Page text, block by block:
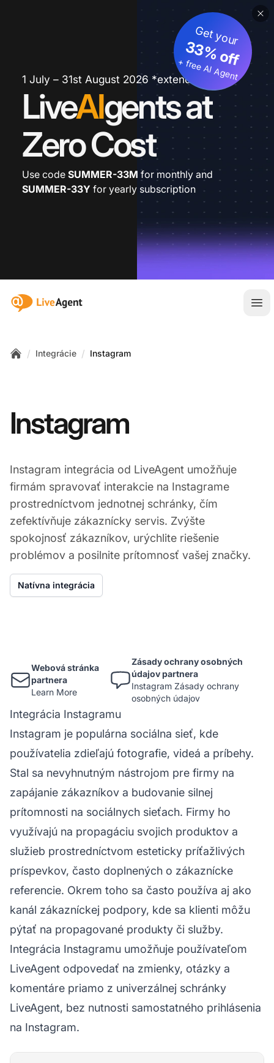
1 July – 31st August 2026 *extended
LiveAIgents at
Zero Cost
Get your
33% off
+ free AI Agent
Use code SUMMER-33M for monthly and
SUMMER-33Y for yearly subscription
:site.title
/ Integrácie / Instagram
Instagram
Instagram integrácia od LiveAgent umožňuje
firmám spravovať interakcie na Instagrame
prostredníctvom jednotnej schránky, čím
zefektívňuje zákaznícky servis. Zvýšte
spokojnosť zákazníkov, urýchlite riešenie
problémov a posilnite prítomnosť vašej značky.
Natívna integrácia
Webová stránka
partnera
Learn More
Zásady ochrany osobných
údajov partnera
Instagram Zásady ochrany
osobných údajov
Integrácia Instagramu
Instagram je populárna sociálna sieť, kde
používatelia zdieľajú fotografie, videá a príbehy.
Stal sa nevyhnutným nástrojom pre firmy na
zapájanie zákazníkov a budovanie silnej
prítomnosti na sociálnych sieťach. Firmy ho
využívajú na propagáciu svojich produktov a
služieb prostredníctvom esteticky príťažlivých
príspevkov, často doplnených o zákaznícke
referencie. Okrem toho sa často používa aj ako
kanál zákazníckej podpory, kde sa klienti môžu
pýtať na propagované produkty či služby.
Integrácia Instagramu umožňuje používateľom
LiveAgent odpovedať na zmienky, otázky a
komentáre priamo z univerzálnej schránky
LiveAgent, bez nutnosti samostatného prihlásenia
na Instagram.